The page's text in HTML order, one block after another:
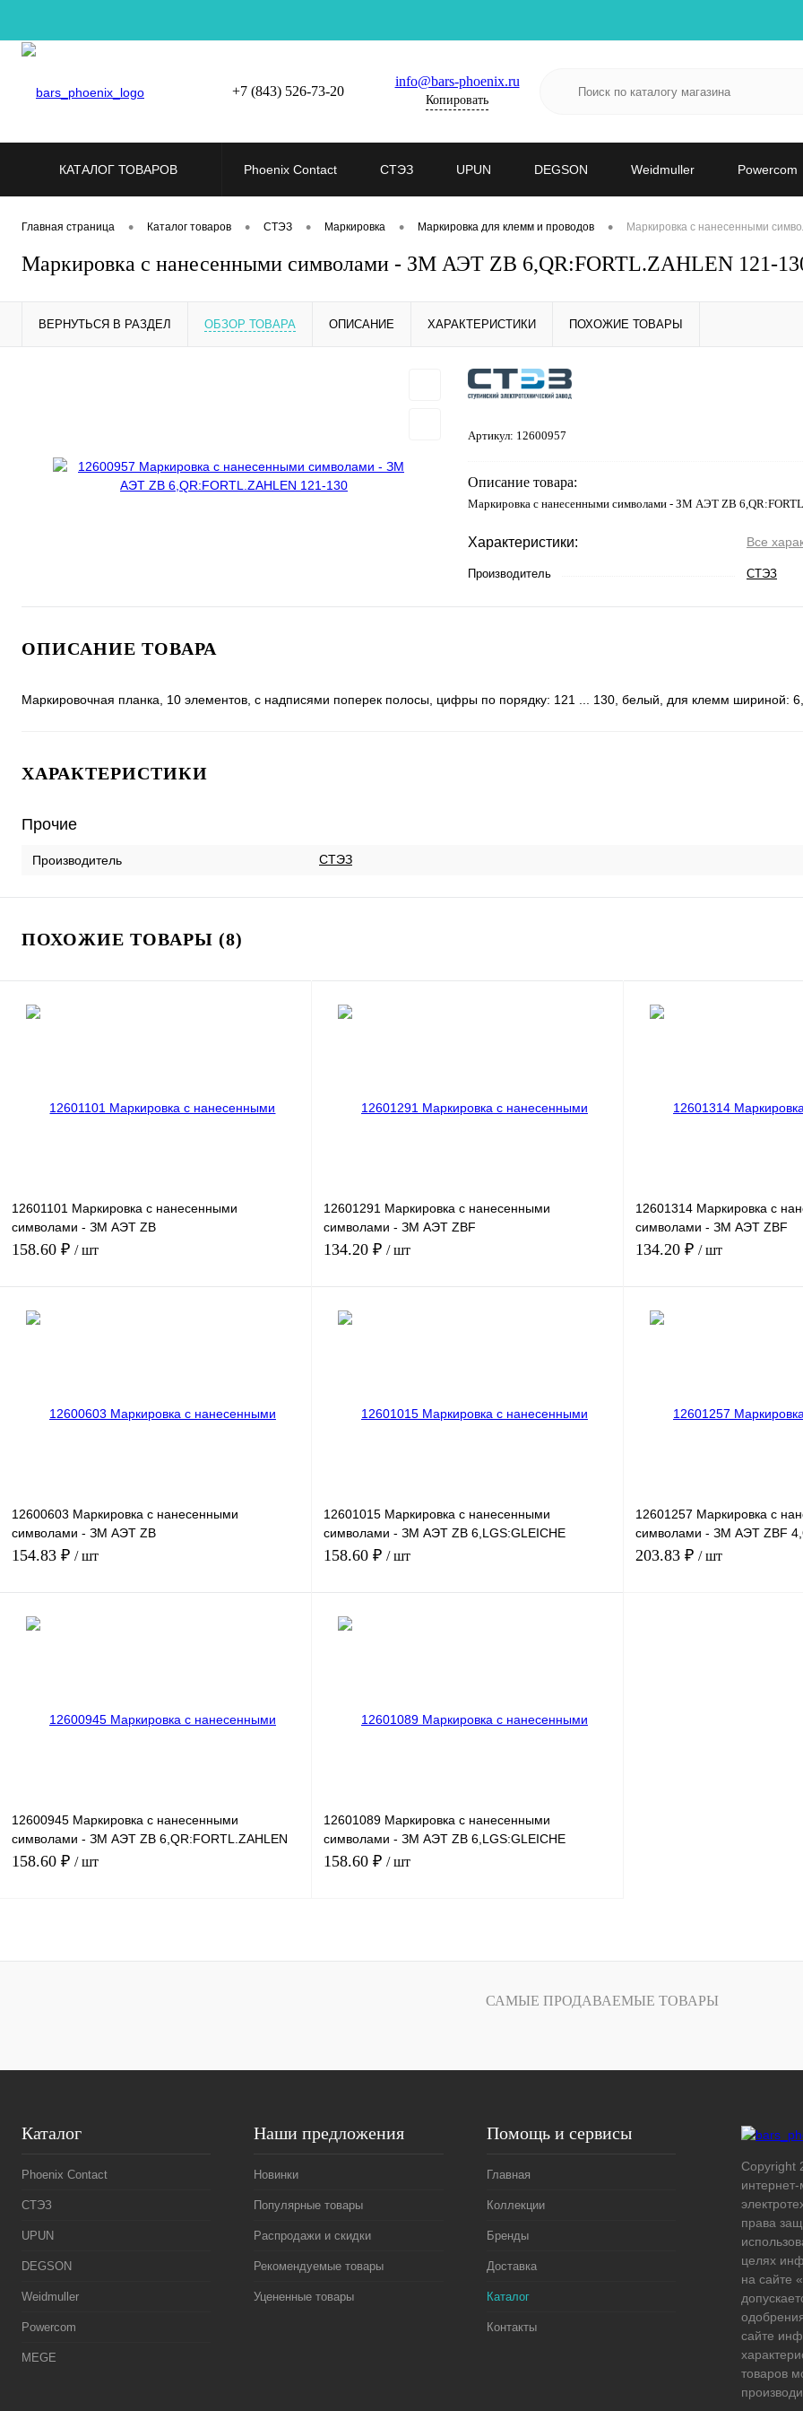
+7 (843) 526-73-20
info@bars-phoenix.ru
Копировать
КАТАЛОГ ТОВАРОВ Phoenix Contact СТЭЗ UPUN DEGSON Weidmuller Powercom
Главная страница • Каталог товаров • СТЭЗ • Маркировка • Маркировка для клемм и проводов • Маркировка с нанесенными
Маркировка с нанесенными символами - ЗМ АЭТ ZB 6,QR:FORTL.ZAHLEN 121-
ВЕРНУТЬСЯ В РАЗДЕЛ ОБЗОР ТОВАРА ОПИСАНИЕ ХАРАКТЕРИСТИКИ ПОХОЖИЕ ТОВАРЫ
Артикул: 12600957
Описание товара:
Маркировка с нанесенными символами - ЗМ АЭТ ZB
Характеристики: Все
Производитель СТЭЗ
ОПИСАНИЕ ТОВАРА
Маркировочная планка, 10 элементов, с надписями поперек полосы, цифры по порядку: 121 ... 130, белый, для клемм шириной:
ХАРАКТЕРИСТИКИ
Прочие
Производитель СТЭЗ
ПОХОЖИЕ ТОВАРЫ (8)
12601101 Маркировка с нанесенными
символами - ЗМ АЭТ ZB
6,LGS:GROSSBUCHSTABEN F
158.60 ₽ / шт
12601291 Маркировка с нанесенными
символами - ЗМ АЭТ ZBF
5,LGS:FORTL.ZAHLEN 161-170
134.20 ₽ / шт
12601314 Маркировка с
символами - ЗМ АЭТ ZBF
5,LGS:FORTL.ZAHLEN 391-
134.20 ₽ / шт
12600603 Маркировка с нанесенными
символами - ЗМ АЭТ ZB
3,5,LGS:FORTL.ZAHLEN 61-70
154.83 ₽ / шт
12601015 Маркировка с нанесенными
символами - ЗМ АЭТ ZB 6,LGS:GLEICHE
ZAHLEN 20
158.60 ₽ / шт
12601257 Маркировка с
символами - ЗМ АЭТ ZBF
31-40
203.83 ₽ / шт
12600945 Маркировка с нанесенными
символами - ЗМ АЭТ ZB 6,QR:FORTL.ZAHLEN
1-10
158.60 ₽ / шт
12601089 Маркировка с нанесенными
символами - ЗМ АЭТ ZB 6,LGS:GLEICHE
ZAHLEN 94
158.60 ₽ / шт
САМЫЕ ПРОДАВАЕМЫЕ ТОВАРЫ
Каталог
Phoenix Contact
СТЭЗ
UPUN
DEGSON
Weidmuller
Powercom
MEGE
Наши предложения
Новинки
Популярные товары
Распродажи и скидки
Рекомендуемые товары
Уцененные товары
Помощь и сервисы
Главная
Коллекции
Бренды
Доставка
Каталог
Контакты
Copyright
интернет-
права
целях
на сайте
сайте
товаров